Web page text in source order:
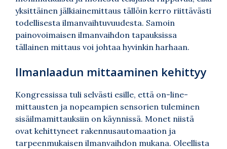
yksittäinen jälkiainemittaus tällöin kerro riittävästi
todellisesta ilmanvaihtuvuudesta. Samoin
painovoimaisen ilmanvaihdon tapauksissa
tällainen mittaus voi johtaa hyvinkin harhaan.
Ilmanlaadun mittaaminen kehittyy
Kongressissa tuli selvästi esille, että on-line-
mittausten ja nopeampien sensorien tuleminen
sisäilmamittauksiin on käynnissä. Monet niistä
ovat kehittyneet rakennusautomaation ja
tarpeenmukaisen ilmanvaihdon mukana. Oleellista